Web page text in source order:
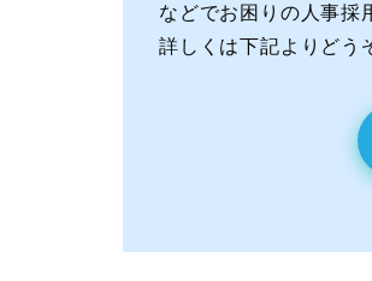
などでお困りの人事採
詳しくは下記よりどう